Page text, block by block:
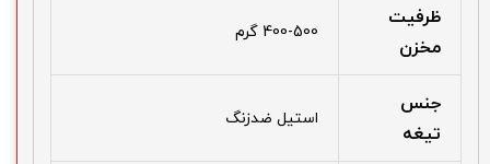
ظرفیت
مخزن
400-500 گرم
جنس
تیغه
استیل ضدزنگ